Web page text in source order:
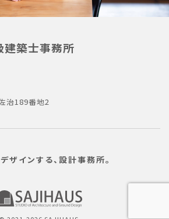
築士事務所
治189番地2
デザインする、 設計事務所。